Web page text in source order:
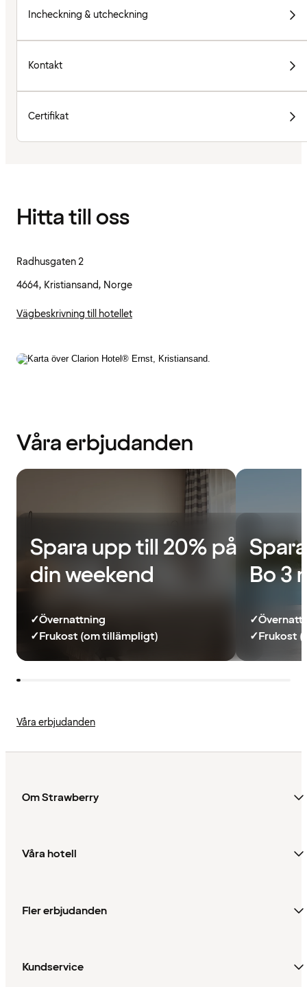
Incheckning & utcheckning
Kontakt
Certifikat
Hitta till oss
Radhusgaten 2
4664, Kristiansand, Norge
Vägbeskrivning till hotellet
Våra erbjudanden
Spara upp till 20% på
din weekend
✓Övernattning
✓Frukost (om tillämpligt)
Bo 3
✓
✓Frukost
Våra erbjudanden
Om Strawberry
Våra hotell
Fler erbjudanden
Kundservice